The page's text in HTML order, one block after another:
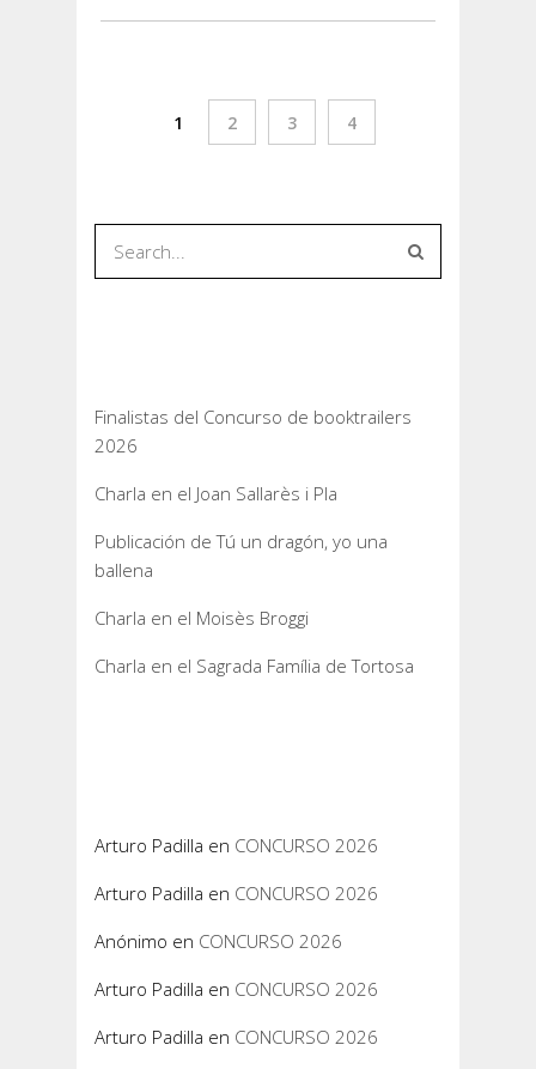
1 2 3 4
Finalistas del Concurso de booktrailers
2026
Charla en el Joan Sallarès i Pla
Publicación de Tú un dragón, yo una
ballena
Charla en el Moisès Broggi
Charla en el Sagrada Família de Tortosa
Arturo Padilla en CONCURSO 2026
Arturo Padilla en CONCURSO 2026
Anónimo en CONCURSO 2026
Arturo Padilla en CONCURSO 2026
Arturo Padilla en CONCURSO 2026